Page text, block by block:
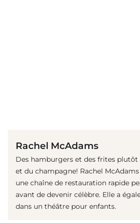
Rachel McAdams
Des hamburgers et des frites plutôt
et du champagne! Rachel
une chaîne de restauration rapide
avant de devenir célèbre. Elle a
dans un théâtre pour enfants.